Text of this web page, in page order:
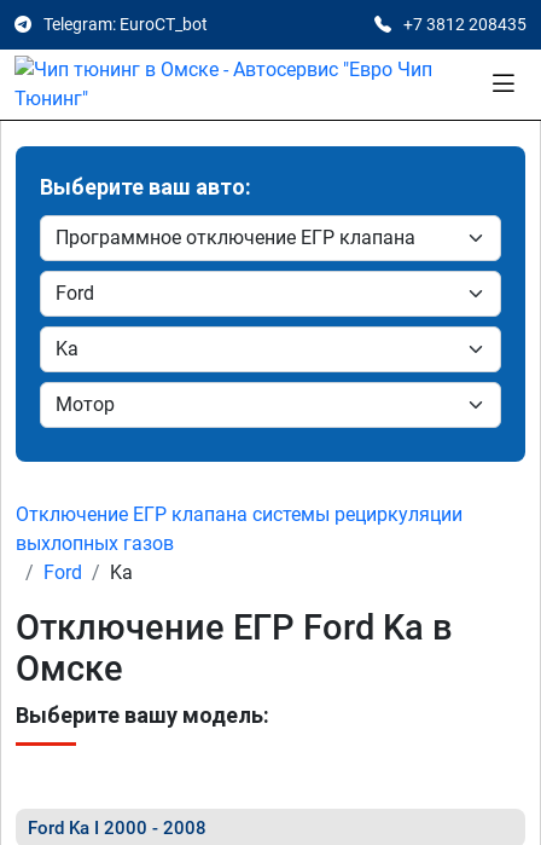
Telegram: EuroCT_bot +7 3812 208435
Выберите ваш авто:
Отключение ЕГР клапана системы рециркуляции
выхлопных газов
Ford
Ka
Отключение ЕГР Ford Ka в
Омске
Выберите вашу модель:
Ford Ka I 2000 - 2008